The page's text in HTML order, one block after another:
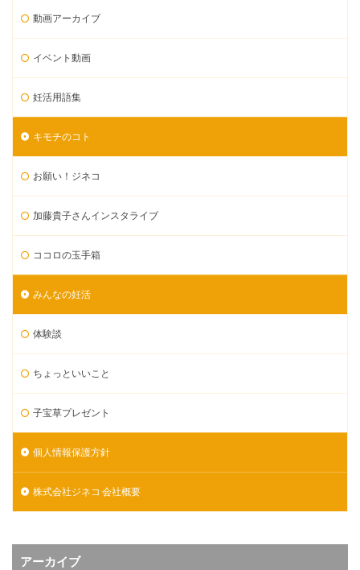
動画アーカイブ
イベント動画
妊活用語集
キモチのコト
お願い！ジネコ
加藤貴子さんインスタライブ
ココロの玉手箱
みんなの妊活
体験談
ちょっといいこと
子宝草プレゼント
個人情報保護方針
株式会社ジネコ 会社概要
アーカイブ